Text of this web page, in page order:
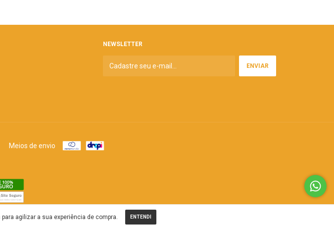
para agilizar a sua experiência de compra. ENTENDI
NEWSLETTER
Meios de envio